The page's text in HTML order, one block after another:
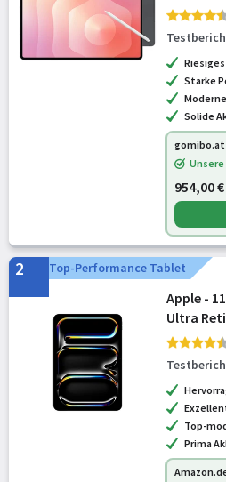
Riesiges
Starke
Solide
gomibo.at
954,00 €
2 Top-Performance Tablet
Apple -
Ultra
und 5G
Top-
Prima